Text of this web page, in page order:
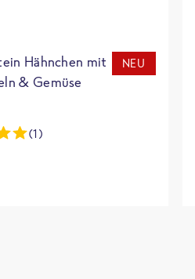
Hähnchen mit
& Gemüse
NEU
(1)